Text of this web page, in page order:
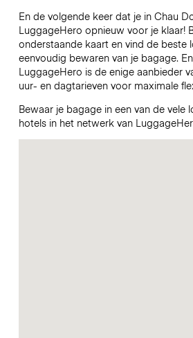
En de volgende keer dat je in Chau
LuggageHero opnieuw voor je klaar!
onderstaande kaart en vind de beste
eenvoudig bewaren van je bagage.
LuggageHero is de enige aanbieder
uur- en dagtarieven voor maximale
Bewaar je bagage in een van de vele
hotels in het netwerk van